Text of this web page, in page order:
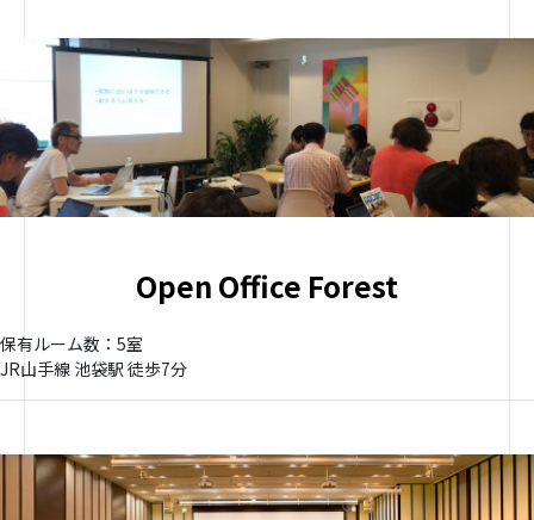
Open Office Forest
保有ルーム数：5室
JR山手線 池袋駅 徒歩7分